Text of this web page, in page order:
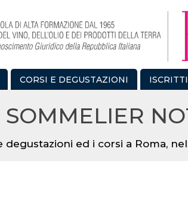
CORSI E DEGUSTAZIONI ISCRITTI
SOMMELIER
degustazioni ed i corsi a Roma,